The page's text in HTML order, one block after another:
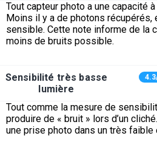
Tout capteur photo a une capacité
Moins il y a de photons
sensible. Cette note informe de la
moins de bruits possible.
Sensibilité très basse
lumière
Tout comme la mesure de
produire de « bruit » lors d’un
une prise photo dans un très faible